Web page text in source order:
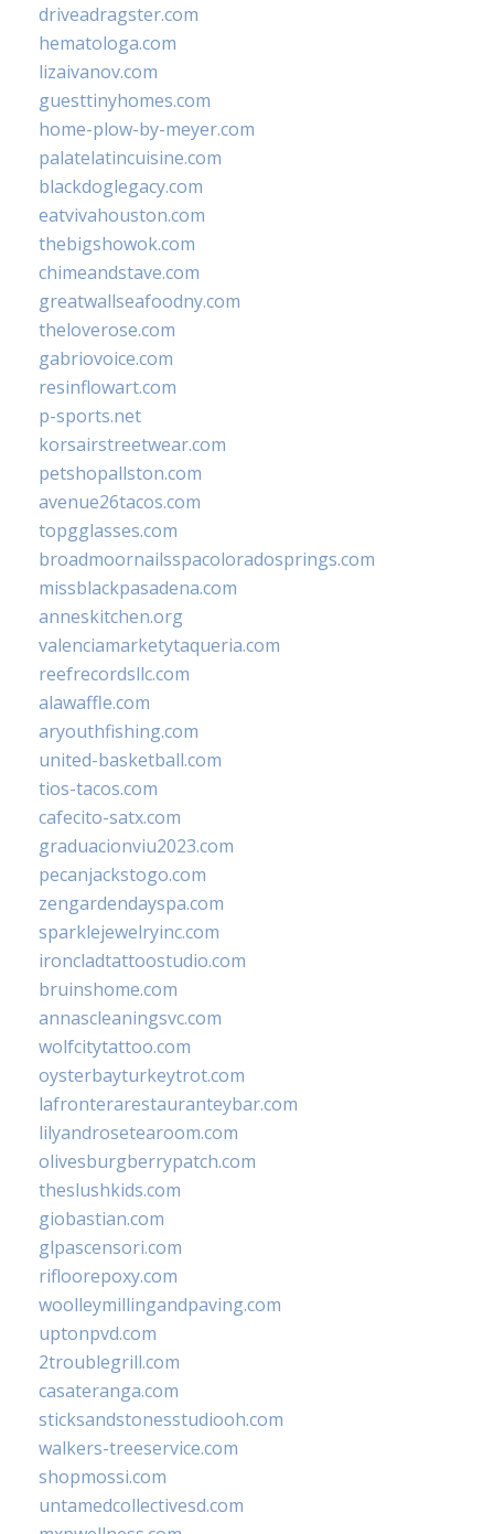
driveadragster.com
hematologa.com
lizaivanov.com
guesttinyhomes.com
home-plow-by-meyer.com
palatelatincuisine.com
blackdoglegacy.com
eatvivahouston.com
thebigshowok.com
chimeandstave.com
greatwallseafoodny.com
theloverose.com
gabriovoice.com
resinflowart.com
p-sports.net
korsairstreetwear.com
petshopallston.com
avenue26tacos.com
topgglasses.com
broadmoornailsspacoloradosprings.com
missblackpasadena.com
anneskitchen.org
valenciamarketytaqueria.com
reefrecordsllc.com
alawaffle.com
aryouthfishing.com
united-basketball.com
tios-tacos.com
cafecito-satx.com
graduacionviu2023.com
pecanjackstogo.com
zengardendayspa.com
sparklejewelryinc.com
ironcladtattoostudio.com
bruinshome.com
annascleaningsvc.com
wolfcitytattoo.com
oysterbayturkeytrot.com
lafronterarestauranteybar.com
lilyandrosetearoom.com
olivesburgberrypatch.com
theslushkids.com
giobastian.com
glpascensori.com
rifloorepoxy.com
woolleymillingandpaving.com
uptonpvd.com
2troublegrill.com
casateranga.com
sticksandstonesstudiooh.com
walkers-treeservice.com
shopmossi.com
untamedcollectivesd.com